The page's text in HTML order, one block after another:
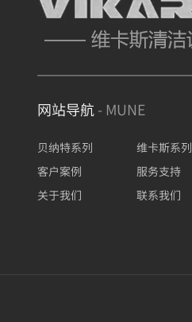
网站导航- MUNE
贝纳特系列 维卡斯系列
客户案例
服务支持
关于我们
联系我们